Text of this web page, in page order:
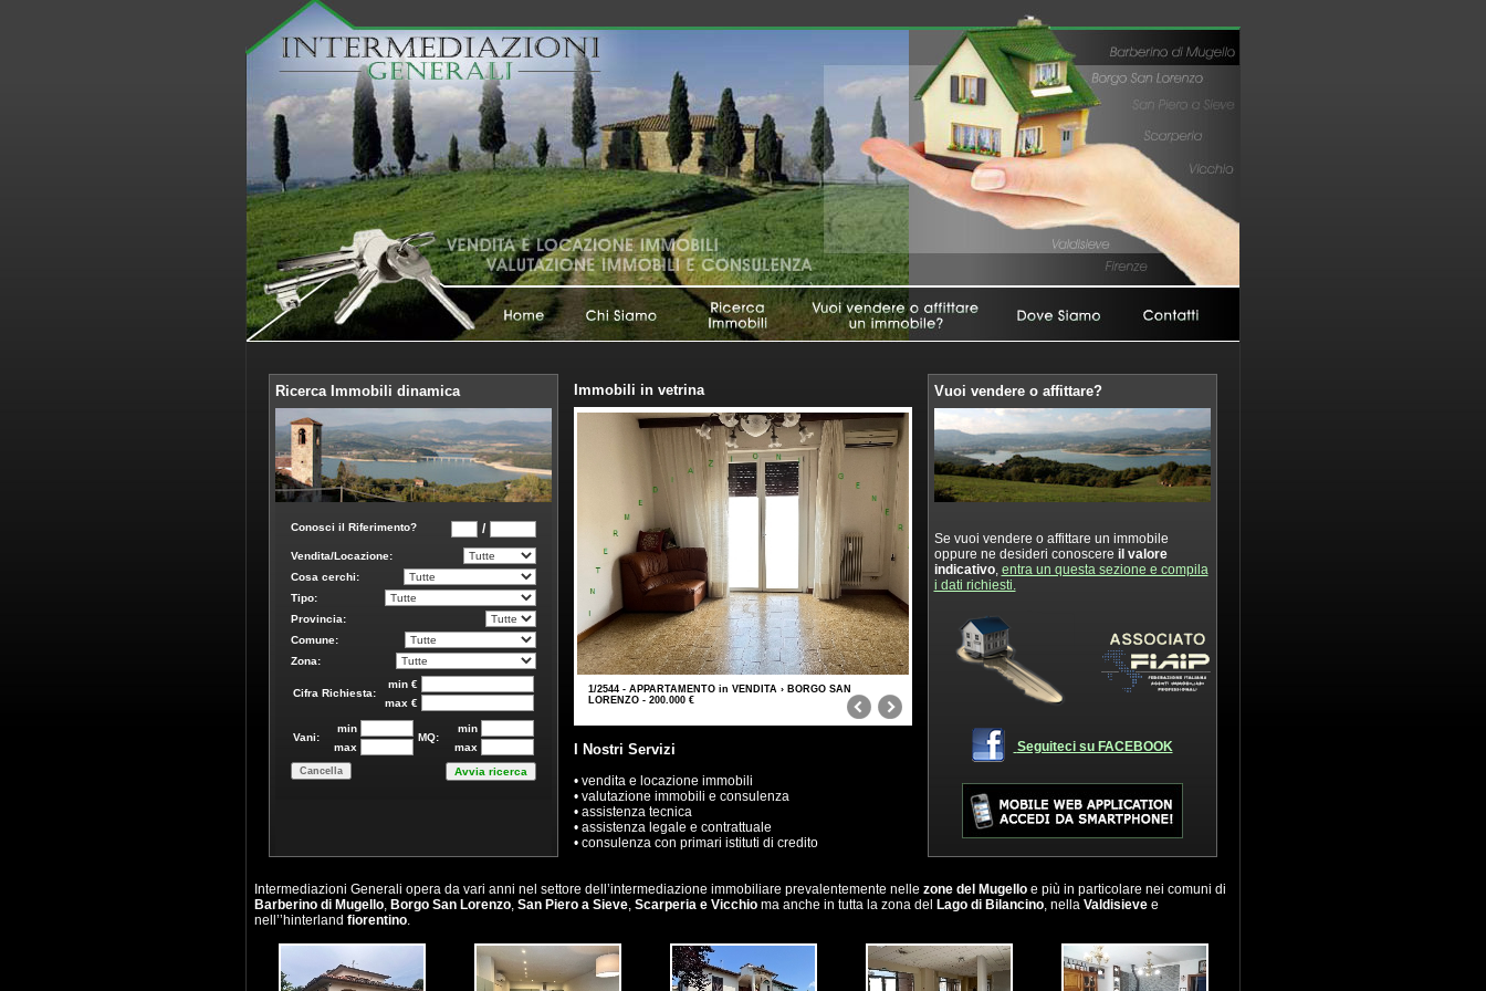
Ricerca Immobili dinamica Immobili in vetrina
4/0059 - FONDO / NEGOZIO in VENDITA › SCARPERIA
1/2544 - APPARTAMENTO in VENDITA › BORGO SAN
LORENZO - 200.000 €
2/0762 - VILLA / VILETTA / TERRATETTO in VENDITA ›
BARBERINO DI MUGELLO - 410.000 €
1/2573 - APPARTAMENTO in VENDITA › BORGO SAN
I Nostri Servizi
• vendita e locazione immobili
• valutazione immobili e consulenza
• assistenza tecnica
• assistenza legale e contrattuale
• consulenza con primari istituti di credito
Vuoi vendere o affittare?
Se vuoi vendere o affittare un immobile
oppure ne desideri conoscere il valore
indicativo, entra un questa sezione e compila
i dati richiesti.
Seguiteci su FACEBOOK
Intermediazioni Generali opera da vari anni nel settore dell’intermediazione immobiliare prevalentemente nelle zone del Mugelloe più in particolare nei comuni di
Barberino di Mugello, Borgo San Lorenzo, San Piero a Sieve, Scarperia e Vicchioma anche in tutta la zona del Lago di Bilancino, nella Valdisievee
nell’’hinterland fiorentino.